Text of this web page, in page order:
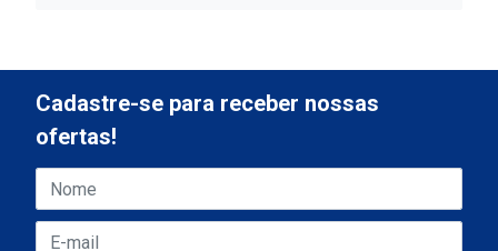
Cadastre-se para receber nossas
ofertas!